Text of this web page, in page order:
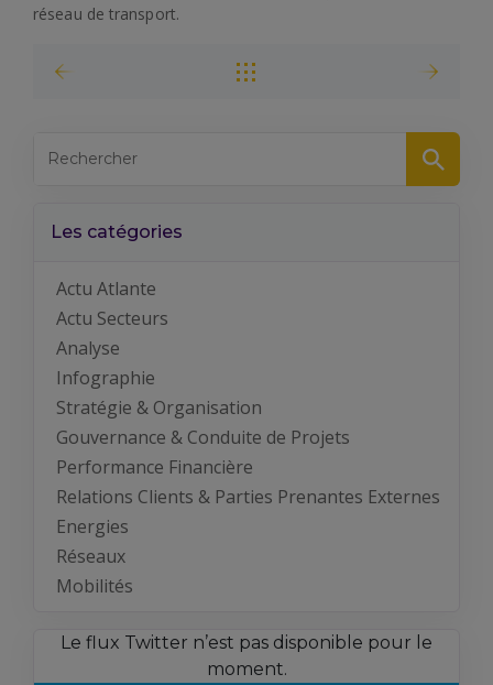
réseau de transport.
Les catégories
Actu Atlante
Actu Secteurs
Analyse
Infographie
Stratégie & Organisation
Gouvernance & Conduite de Projets
Performance Financière
Relations Clients & Parties Prenantes Externes
Energies
Réseaux
Mobilités
Le flux Twitter n’est pas disponible pour le
moment.